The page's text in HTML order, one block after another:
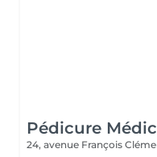
Pédicure
24, avenue François